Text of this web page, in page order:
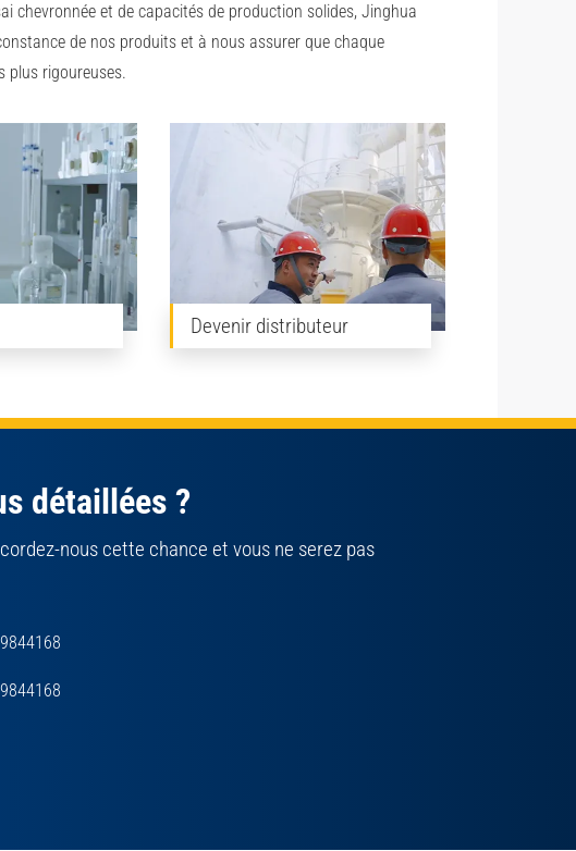
chevronnée et de capacités de production solides, Jinghua
de nos produits et à nous assurer que chaque
plus rigoureuses.
Devenir distributeur
détaillées ?
nous cette chance et vous ne serez pas